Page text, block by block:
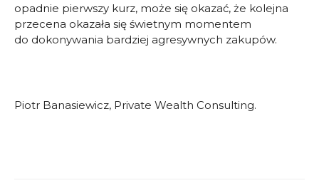
opadnie pierwszy kurz, może się okazać, że kolejna
przecena okazała się świetnym momentem
do dokonywania bardziej agresywnych zakupów.
Piotr Banasiewicz, Private Wealth Consulting.